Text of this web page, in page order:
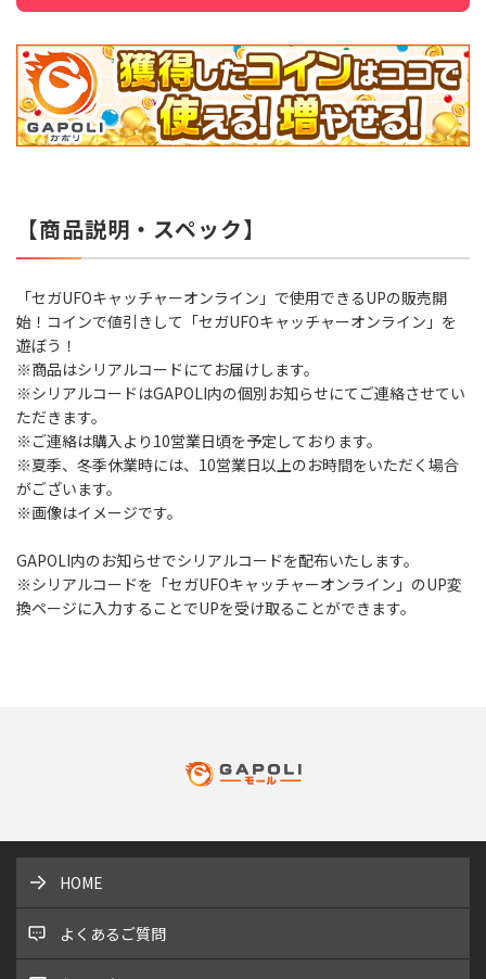
【商品説明・スペック】
「セガUFOキャッチャーオンライン」で使用できるUPの販売開
始！コインで値引きして「セガUFOキャッチャーオンライン」を
遊ぼう！
※商品はシリアルコードにてお届けします。
※シリアルコードはGAPOLI内の個別お知らせにてご連絡させてい
ただきます。
※ご連絡は購入より10営業日頃を予定しております。
※夏季、冬季休業時には、10営業日以上のお時間をいただく場合
がございます。
※画像はイメージです。
GAPOLI内のお知らせでシリアルコードを配布いたします。
※シリアルコードを「セガUFOキャッチャーオンライン」のUP変
換ページに入力することでUPを受け取ることができます。
HOME
よくあるご質問